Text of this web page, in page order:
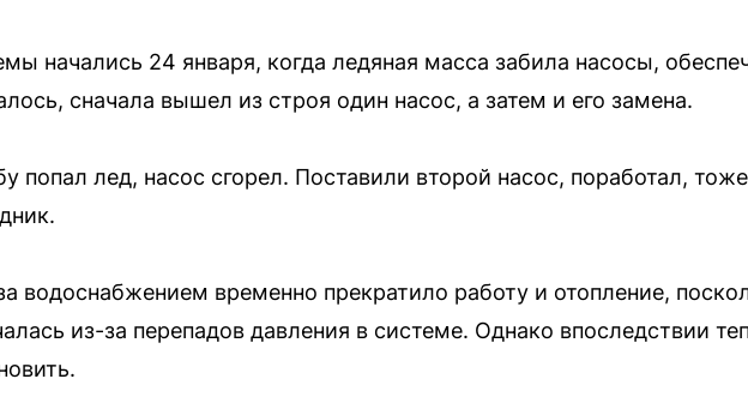
начались 24 января, когда ледяная масса забила насосы,
сначала вышел из строя один насос, а затем и его замена.
попал лед, насос сгорел. Поставили второй насос, поработал,
водоснабжением временно прекратило работу и отопление,
из-за перепадов давления в системе. Однако впоследствии